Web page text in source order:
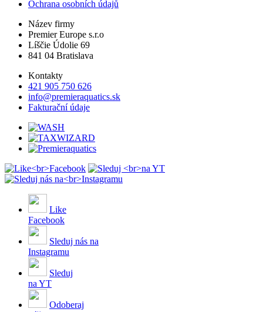
Ochrana osobních údajů
Název firmy
Premier Europe s.r.o
Líščie Údolie 69
841 04 Bratislava
Kontakty
421 905 750 626
info@premieraquatics.sk
Fakturační údaje
Like
Facebook
Sleduj nás na
Instagramu
Sleduj
na YT
Odoberaj